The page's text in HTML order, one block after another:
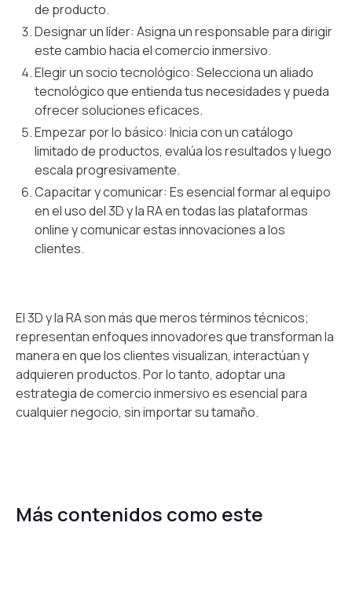
de producto.
Designar un líder: Asigna un responsable para dirigir
este cambio hacia el comercio inmersivo.
Elegir un socio tecnológico: Selecciona un aliado
tecnológico que entienda tus necesidades y pueda
ofrecer soluciones eficaces.
Empezar por lo básico: Inicia con un catálogo
limitado de productos, evalúa los resultados y luego
escala progresivamente.
Capacitar y comunicar: Es esencial formar al equipo
en el uso del 3D y la RA en todas las plataformas
online y comunicar estas innovaciones a los
clientes.
El 3D y la RA son más que meros términos técnicos;
representan enfoques innovadores que transforman la
manera en que los clientes visualizan, interactúan y
adquieren productos. Por lo tanto, adoptar una
estrategia de comercio inmersivo es esencial para
cualquier negocio, sin importar su tamaño.
Más contenidos como este